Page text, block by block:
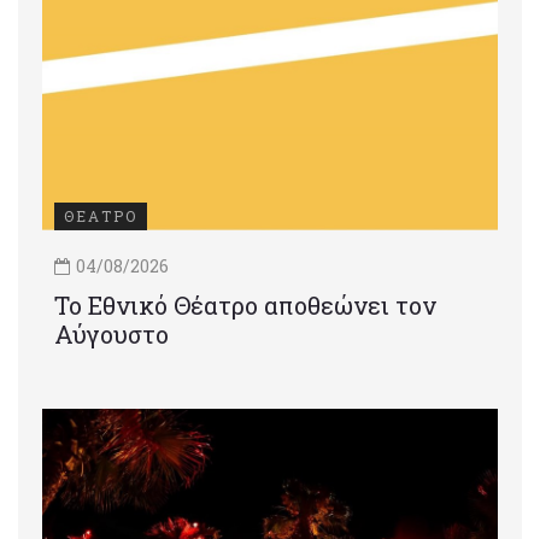
ΘΕΑΤΡΟ
04/08/2026
Το Εθνικό Θέατρο αποθεώνει τον
Αύγουστο